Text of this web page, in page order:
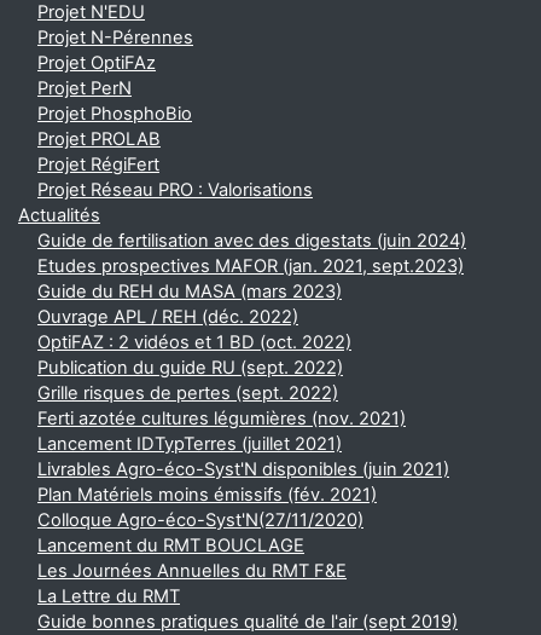
Projet N'EDU
Projet N-Pérennes
Projet OptiFAz
Projet PerN
Projet PhosphoBio
Projet PROLAB
Projet RégiFert
Projet Réseau PRO : Valorisations
Actualités
Guide de fertilisation avec des digestats (juin 2024)
Etudes prospectives MAFOR (jan. 2021, sept.2023)
Guide du REH du MASA (mars 2023)
Ouvrage APL / REH (déc. 2022)
OptiFAZ : 2 vidéos et 1 BD (oct. 2022)
Publication du guide RU (sept. 2022)
Grille risques de pertes (sept. 2022)
Ferti azotée cultures légumières (nov. 2021)
Lancement IDTypTerres (juillet 2021)
Livrables Agro-éco-Syst'N disponibles (juin 2021)
Plan Matériels moins émissifs (fév. 2021)
Colloque Agro-éco-Syst'N(27/11/2020)
Lancement du RMT BOUCLAGE
Les Journées Annuelles du RMT F&E
La Lettre du RMT
Guide bonnes pratiques qualité de l'air (sept 2019)